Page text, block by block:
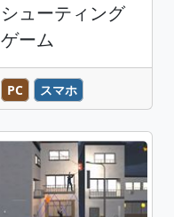
シューティング
ゲーム
PC スマホ